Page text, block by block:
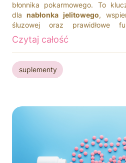
błonnika pokarmowego. To
dla nabłonka jelitowego,
śluzowej oraz prawidłowe
pokarmowego.
Czytaj całość
suplementy